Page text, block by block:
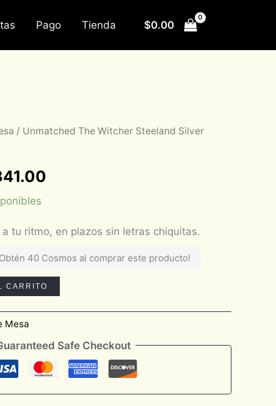
Pago Tienda $0.00
/ Unmatched The Witcher Steeland Silver
Current
40 Cosmos al comprar este producto!
CARRITO
Mesa
Safe Checkout